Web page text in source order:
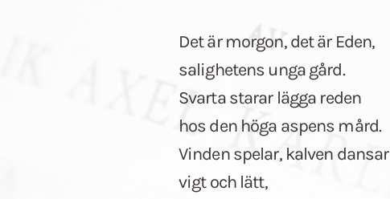
Det är morgon, det är Eden,
salighetens unga gård.
Svarta starar lägga reden
hos den höga aspens mård.
Vinden spelar, kalven dansar
vigt och lätt,